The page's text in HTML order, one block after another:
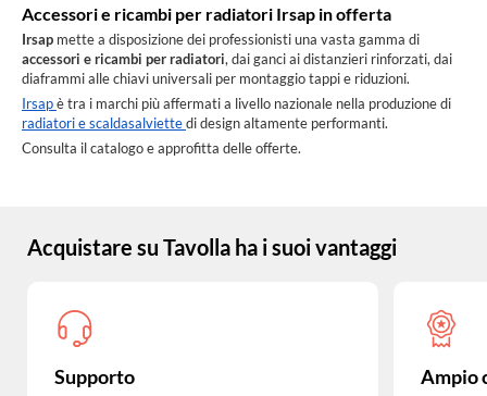
Accessori e ricambi per radiatori Irsap in offerta
Irsap mette a disposizione dei professionisti una vasta gamma di
accessori e ricambi per radiatori, dai ganci ai distanzieri rinforzati, dai
diaframmi alle chiavi universali per montaggio tappi e riduzioni.
Irsapè tra i marchi più affermati a livello nazionale nella produzione di
radiatori e scaldasalviettedi design altamente performanti.
Consulta il catalogo e approfitta delle offerte.
Acquistare su Tavolla ha i suoi vantaggi
Supporto Ampio